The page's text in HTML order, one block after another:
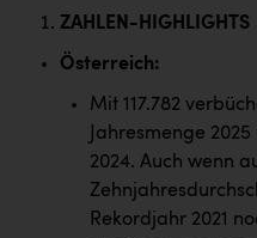
Österreichischer
Orlen
Passage Linz
PÜSPÖK
ZAHLEN-HIGHLIGHTS
Österreich:
Mit 117.782
Jahresmenge
2024. Auch wenn
Rekordjahr 2021